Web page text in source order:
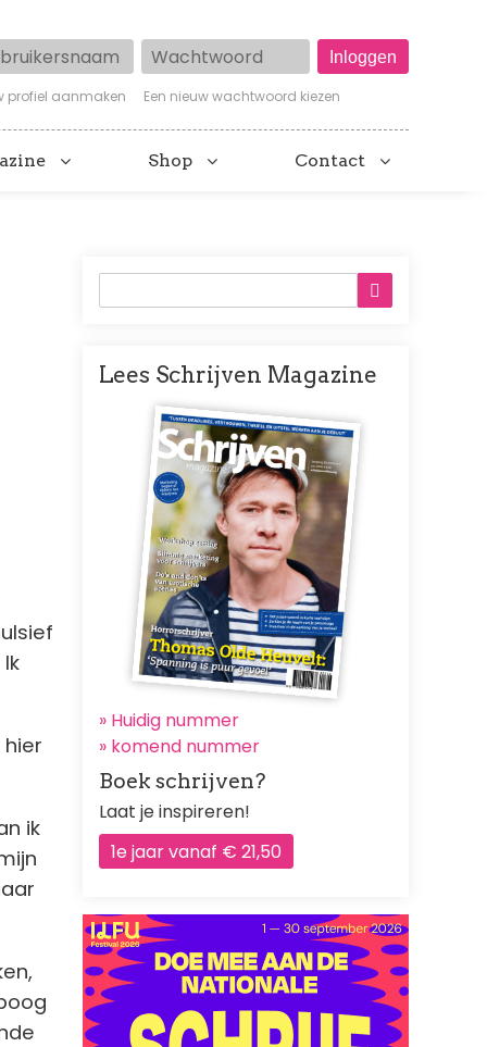
Wachtwoord
profiel aanmaken Een nieuw wachtwoord kiezen
Shop Contact
ik
Lees Schrijven Magazine
Afbeelding
» Huidig nummer
» komend nummer
Boek schrijven?
Laat je inspireren!
1e jaar vanaf € 21,50